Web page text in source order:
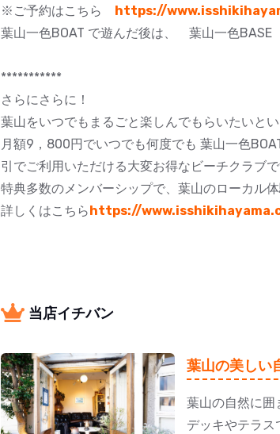
※ご予約はこちら
https://
葉山一色BOAT で遊んだ後は、 葉山一色
***********
さらにさらに！
葉山をいつでもまるごと楽しんでもらいたいと
月額9，800円でいつでも何度でも 葉山一色
引でご利用いただける大変お得なビーチクラブで
特典多数のメンバーシップで、葉山のローカル
詳しくはこちら https://
当店イチバン
葉山の美し
葉山の自然に囲
デッキやテラ